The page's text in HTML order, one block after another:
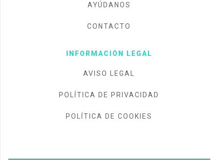
AYÚDANOS
CONTACTO
INFORMACIÓN LEGAL
AVISO LEGAL
POLÍTICA DE PRIVACIDAD
POLÍTICA DE COOKIES